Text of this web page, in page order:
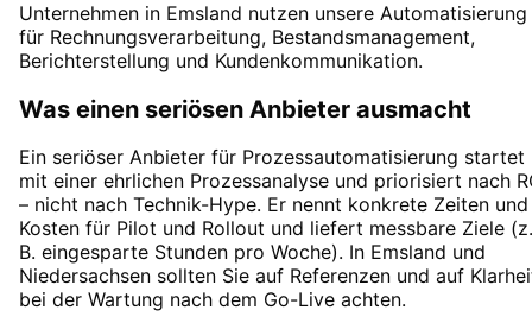
Unternehmen in Emsland nutzen unsere Automatisierung
für Rechnungsverarbeitung, Bestandsmanagement,
Berichterstellung und Kundenkommunikation.
Was einen seriösen Anbieter ausmacht
Ein seriöser Anbieter für Prozessautomatisierung startet
mit einer ehrlichen Prozessanalyse und priorisiert nach
– nicht nach Technik-Hype. Er nennt konkrete Zeiten und
Kosten für Pilot und Rollout und liefert messbare Ziele (z.
B. eingesparte Stunden pro Woche). In Emsland und
Niedersachsen sollten Sie auf Referenzen und auf
bei der Wartung nach dem Go-Live achten.